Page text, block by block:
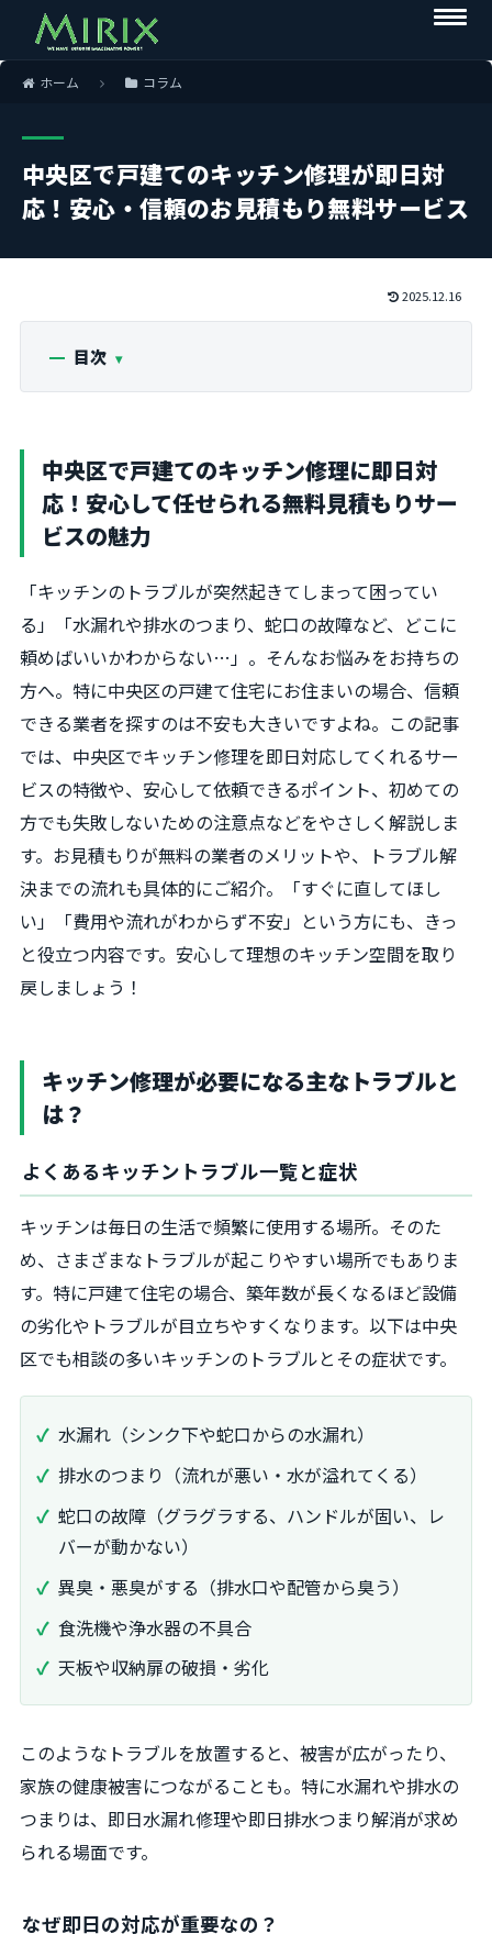
ホーム コラム
中央区で戸建てのキッチン修理が即日対
応！安心・信頼のお見積もり無料サービス
2025.12.16
目次
中央区で戸建てのキッチン修理に即日対
応！安心して任せられる無料見積もりサー
ビスの魅力
「キッチンのトラブルが突然起きてしまって困ってい
る」「水漏れや排水のつまり、蛇口の故障など、どこに
頼めばいいかわからない…」。そんなお悩みをお持ちの
方へ。特に中央区の戸建て住宅にお住まいの場合、信頼
できる業者を探すのは不安も大きいですよね。この記事
では、中央区でキッチン修理を即日対応してくれるサー
ビスの特徴や、安心して依頼できるポイント、初めての
方でも失敗しないための注意点などをやさしく解説しま
す。お見積もりが無料の業者のメリットや、トラブル解
決までの流れも具体的にご紹介。「すぐに直してほし
い」「費用や流れがわからず不安」という方にも、きっ
と役立つ内容です。安心して理想のキッチン空間を取り
戻しましょう！
キッチン修理が必要になる主なトラブルと
は？
よくあるキッチントラブル一覧と症状
キッチンは毎日の生活で頻繁に使用する場所。そのた
め、さまざまなトラブルが起こりやすい場所でもありま
す。特に戸建て住宅の場合、築年数が長くなるほど設備
の劣化やトラブルが目立ちやすくなります。以下は中央
区でも相談の多いキッチンのトラブルとその症状です。
水漏れ（シンク下や蛇口からの水漏れ）
排水のつまり（流れが悪い・水が溢れてくる）
蛇口の故障（グラグラする、ハンドルが固い、レ
バーが動かない）
異臭・悪臭がする（排水口や配管から臭う）
食洗機や浄水器の不具合
天板や収納扉の破損・劣化
このようなトラブルを放置すると、被害が広がったり、
家族の健康被害につながることも。特に水漏れや排水の
つまりは、即日水漏れ修理や即日排水つまり解消が求め
られる場面です。
なぜ即日の対応が重要なの？